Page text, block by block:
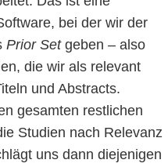
bei der wir der
Prior Setgeben – also
die wir als relevant
und Abstracts.
gesamten restlichen
Studien nach Relevanz
uns dann diejenigen